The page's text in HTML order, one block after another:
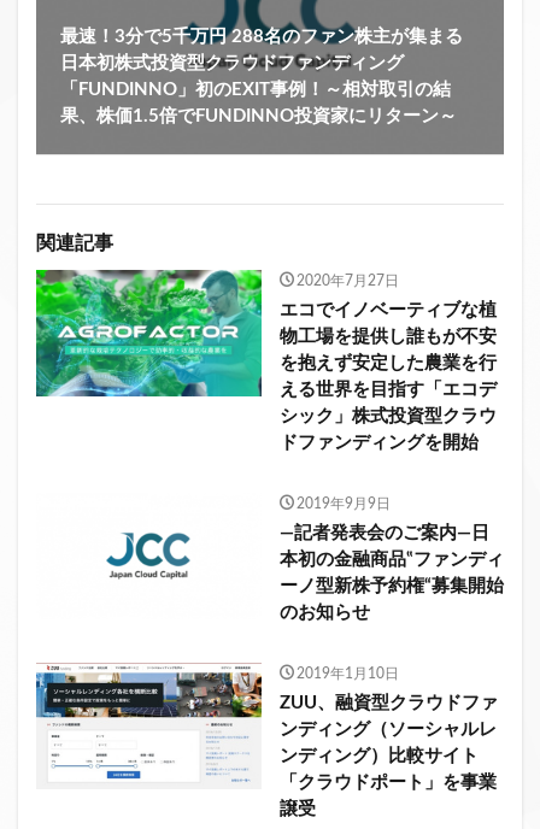
最速！3分で5千万円 288名のファン株主が集まる
日本初株式投資型クラウドファンディング
「FUNDINNO」初のEXIT事例！～相対取引の結
果、株価1.5倍でFUNDINNO投資家にリターン～
関連記事
2020年7月27日
エコでイノベーティブな植
物工場を提供し誰もが不安
を抱えず安定した農業を行
える世界を目指す「エコデ
シック」株式投資型クラウ
ドファンディングを開始
2019年9月9日
―記者発表会のご案内―日
本初の金融商品‟ファンディ
ーノ型新株予約権“募集開始
のお知らせ
2019年1月10日
ZUU、融資型クラウドファ
ンディング（ソーシャルレ
ンディング）比較サイト
「クラウドポート」を事業
譲受